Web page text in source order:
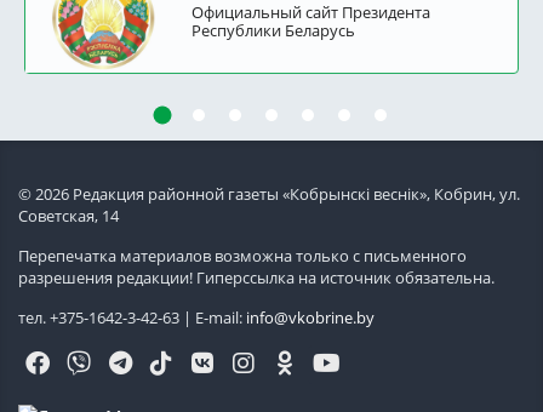
Официальный сайт Президента
Республики Беларусь
© 2026 Редакция районной газеты «Кобрынскi веснiк», Кобрин, ул.
Советская, 14
Перепечатка материалов возможна только с письменного
разрешения редакции! Гиперссылка на источник обязательна.
тел. +375-1642-3-42-63 | E-mail: info@vkobrine.by